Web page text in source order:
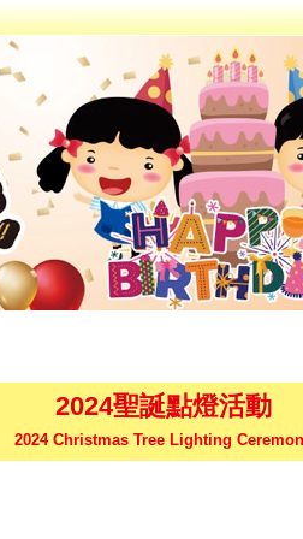
2024聖誕點燈活動
2024 Christmas Tree Lighting